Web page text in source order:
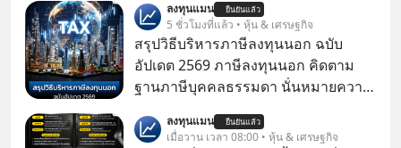
1 เดือนที่ผ่านมา แต่ความจริงคือทั่วโลก
ยังเดินหน้าลงทุน AI อย่างต่อเนื่อง ซึ่ง
ต้องการโครงสร้างพื้นฐานด้าน AI
จำนวนมาก ตั้งแต่เมโมรีชิป เก็บข้อมูล
ยันระบบไฟฟ้า และระบายความร้อน
ลงทุนแมน ยืนยันแล้ว
5 ชั่วโมงที่แล้ว • หุ้น & เศรษฐกิจ
สรุปวิธีบริหารภาษีลงทุนนอก ฉบับ
อัปเดต 2569 ภาษีลงทุนนอก คิดตาม
ฐานภาษีบุคคลธรรมดา นั่นหมายความ
ลงทุนแมน ยืนยันแล้ว
เมื่อวาน เวลา 08:00 • หุ้น & เศรษฐกิจ